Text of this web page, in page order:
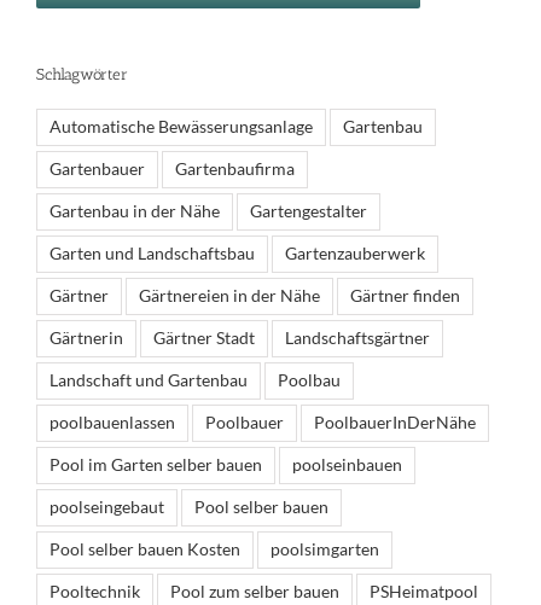
Schlagwörter
Automatische Bewässerungsanlage Gartenbau
Gartenbauer Gartenbaufirma
Gartenbau in der Nähe Gartengestalter
Garten und Landschaftsbau Gartenzauberwerk
Gärtner Gärtnereien in der Nähe Gärtner finden
Gärtnerin Gärtner Stadt Landschaftsgärtner
Landschaft und Gartenbau Poolbau
poolbauenlassen Poolbauer PoolbauerInDerNähe
Pool im Garten selber bauen poolseinbauen
poolseingebaut Pool selber bauen
Pool selber bauen Kosten poolsimgarten
Pooltechnik Pool zum selber bauen PSHeimatpool